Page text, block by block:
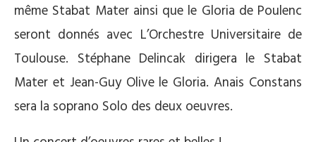
même Stabat Mater ainsi que le Gloria de Poulenc
seront donnés avec L’Orchestre Universitaire de
Toulouse. Stéphane Delincak dirigera le Stabat
Mater et Jean-Guy Olive le Gloria. Anais Constans
sera la soprano Solo des deux oeuvres.